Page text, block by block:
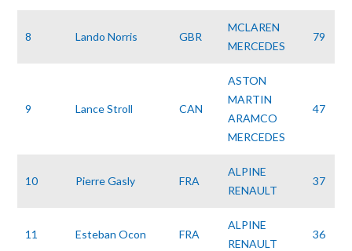
8 Lando Norris GBR
MCLAREN
MERCEDES
79
9 Lance Stroll CAN
ASTON
MARTIN
ARAMCO
MERCEDES
47
10 Pierre Gasly FRA
ALPINE
RENAULT
37
11 Esteban Ocon FRA
ALPINE
RENAULT
36